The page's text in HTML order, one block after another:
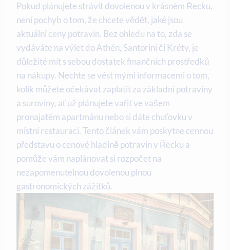
Pokud plánujete strávit dovolenou v krásném Řecku,
není pochyb o tom, že chcete vědět, jaké jsou
aktuální ceny potravin. Bez ohledu na to, zda se
vydáváte na výlet do Athén, Santorini či Kréty, je
důležité mít s sebou dostatek finančních prostředků
na nákupy. Nechte se vést mými informacemi o tom,
kolik můžete očekávat zaplatit za základní potraviny
a suroviny, ať už plánujete vařit ve vašem
pronajatém apartmánu nebo si dáte chuťovku v
místní restauraci. Tento článek vám poskytne cennou
představu o cenové hladině potravin v Řecku a
pomůže vám naplánovat si rozpočet na
nezapomenutelnou dovolenou plnou
gastronomických zážitků.